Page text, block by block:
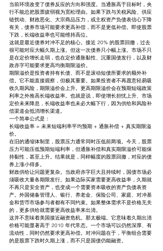
当前环境改变了债券反应的方向和强度。当通胀高于目标时，央
行不能总把股票疲弱视为宽松理由。如果下跌与关税风险、供应
链扰动、财政恶化、大宗商品压力，或主权资产负债表信心下降
有关，债券市场可能要求更高补偿，而不是更低补偿。即使股票
下跌，长端收益率也可能维持高位。
这就是最近债券对冲不足的核心。接近 20% 的股票回撤，过去
很可能对应大幅久期上涨。但这一次债券只小幅上涨。市场不只
是在定价增长走弱，也在定价通胀黏性、沉重国债发行，以及财
政赤字可能要求更高均衡期限溢价。
期限溢价是投资者持有长债、而不是滚动短债所要求的额外补
偿。它不能直接观察，但极其重要。如果投资者不再愿意轻易吸
收久期风险，期限溢价会上升。更高期限溢价会在预期短端政策
利率之外推高长端收益率。也就是说，即使增长担忧上升、市场
定价未来降息，长端收益率也未必大幅下行，因为供给和风险补
偿渠道会抵消增长渠道。
一个简单公式是：
长端收益率 = 未来短端利率平均预期 + 通胀补偿 + 真实期限溢
价。
在旧的通缩体制里，股票压力通常同时压低前两项。今天，股票
压力可能压低预期短端利率，但通胀补偿和真实期限溢价可能保
持黏性，甚至上升。结果就是，同样幅度的股票回撤，对应的债
券上涨小得多。
财政供给让问题更复杂。当政府赤字巨大且持续时，国债市场必
须吸收大量各期限发行。如果边际买家需要更高收益率，久期就
不再只是安全资产，也变成一个需要资本吸收的资产负债表资
产。外国储备管理人、银行、养老金、保险公司、家庭、对冲基
金和货币市场参与者都有不同约束。如果整体需求不是价格无关
的，更多供给就需要更高收益率来出清。
这并不意味着美国接近融资危机。那太极端。它意味着久期出清
价格可能显著高于 2010 年代常态。一个市场可以仍然深厚、有
流动性，同时仍然要求更高补偿。对冲问题在于，平衡组合需要
的是股票下跌时久期上涨，而不只是国债仍能融资。